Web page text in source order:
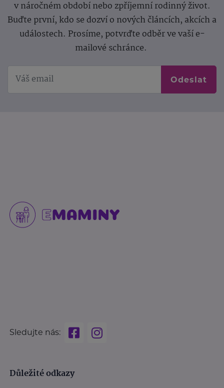
v náročném období nebo zpříjemní rodinný život.
Buďte první, kdo se dozví o nových článcích, akcích a
událostech. Prosíme, potvrďte odběr ve vaší e-
mailové schránce.
Odeslat
Sledujte nás:
Důležité odkazy